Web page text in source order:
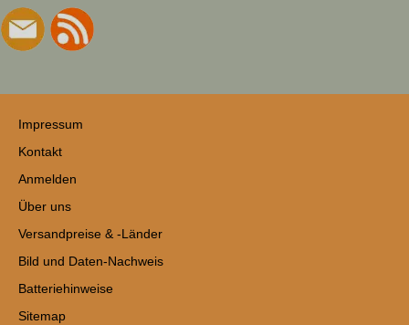
Impressum
Kontakt
Anmelden
Über uns
Versandpreise & -Länder
Bild und Daten-Nachweis
Batteriehinweise
Sitemap